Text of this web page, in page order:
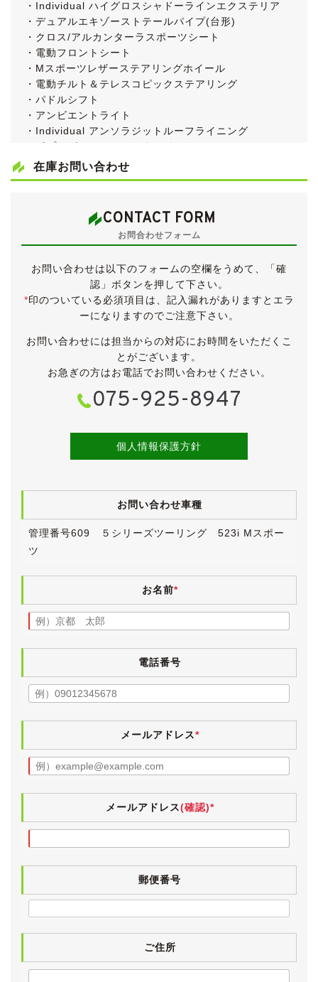
・Individual ハイグロスシャドーラインエクステリア
・デュアルエキゾーストテールパイプ(台形)
・クロス/アルカンターラスポーツシート
・電動フロントシート
・Mスポーツレザーステアリングホイール
・電動チルト＆テレスコピックステアリング
・パドルシフト
・アンビエントライト
・Individual アンソラジットルーフライニング
・ポプラグレーファインウッドトリム
・専用リモートコントロールキー
・アダプティブLEDヘッドライト(DRL付)
・LEDフォグランプ
・インテグレイテッドアクティブステアリング
・コンフォートアクセス
・PDC
・パーキングアシスト
・トップビュー+3Dビュー
・サイドビューカメラ
・リアビューカメラ
●ドライビングアシストプラス
・ステアリング＆レーンコントロールアシスト
・車線逸脱警告システム
・レーンチェンジウォーニング
・アクティブサイドコリジョンプロテクション
・衝突回避・被害軽減ブレーキ
・後車衝突警告機能
●HDDナビゲーションシステム
●BMWヘッドアップディスプレイ
●ボタン式パーキングブレーキ
●タイヤ空気圧警告システム
●アクティブクルーズコントロール
●オートマチックテールゲートオペレーション
●H＆Rサスペンション(純正有り)
●取扱説明書＆新車時保証書
●ディーラー記録簿７枚
●入庫時、ディーラーにて法定点検実施済
走行距離も非常に少なく、仕入れ先業者オークションで
は５点満点中4.5点の高評価が付けられています。
F10/11の後継モデル、７代目５シリーズです。。
(ツーリング)となります。
ン＋８速オートマの523iツーリングに、Mエアロダイナ
ミクスパッケージや19インチアルミホイール、専用イン
テリアが装着された「523i ツーリング M Sport」で
中古車ですので小傷・薄傷・小凹など、よくよく探せば
在庫お問い合わせ
CONTACT FORM
お問合わせフォーム
お問い合わせは以下のフォームの空欄をうめて、「確
認」ボタンを押して下さい。
*印のついている必須項目は、記入漏れがありますとエラ
ーになりますのでご注意下さい。
お問い合わせには担当からの対応にお時間をいただくこ
とがございます。
お急ぎの方はお電話でお問い合わせください。
075-925-8947
個人情報保護方針
お問い合わせ車種
管理番号609 ５シリーズツーリング 523i Mスポー
ツ
お名前*
電話番号
メールアドレス*
メールアドレス(確認)*
郵便番号
ご住所